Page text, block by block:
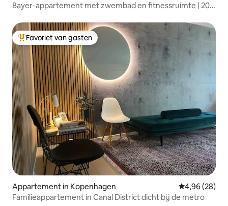
Bayer-appartement met zwembad en fitnessruimte | 20
Topfavoriet van gasten
Favoriet van gasten
Appartement in Kopenhagen Gemiddelde
4,96 (28)
Familieappartement in Canal District dicht bij de metro